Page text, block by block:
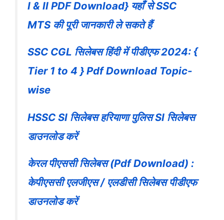
I & II PDF Download} यहाँ से SSC
MTS की पूरी जानकारी ले सकते हैं
SSC CGL सिलेबस हिंदी में पीडीएफ 2024: {
Tier 1 to 4 } Pdf Download Topic-
wise
HSSC SI सिलेबस हरियाणा पुलिस SI सिलेबस
डाउनलोड करें
केरल पीएससी सिलेबस (Pdf Download) :
केपीएससी एलजीएस / एलडीसी सिलेबस पीडीएफ
डाउनलोड करें